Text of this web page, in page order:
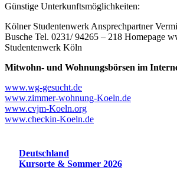
Günstige Unterkunftsmöglichkeiten:
Kölner Studentenwerk Ansprechpartner
Busche Tel. 0231/ 94265 – 218 Homepage
Studentenwerk Köln
Mitwohn- und Wohnungsbörsen im
www.wg-gesucht.de
www.zimmer-wohnung-Koeln.de
www.cvjm-Koeln.org
www.checkin-Koeln.de
Deutschland
Kursorte & Sommer 2026